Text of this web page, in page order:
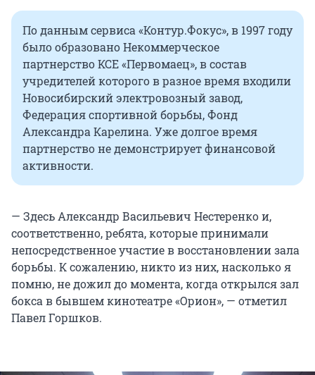
По данным сервиса «Контур.Фокус», в 1997 году
было образовано Некоммерческое
партнерство КСЕ «Первомаец», в состав
учредителей которого в разное время входили
Новосибирский электровозный завод,
Федерация спортивной борьбы, Фонд
Александра Карелина. Уже долгое время
партнерство не демонстрирует финансовой
активности.
— Здесь Александр Васильевич Нестеренко и,
соответственно, ребята, которые принимали
непосредственное участие в восстановлении зала
борьбы. К сожалению, никто из них, насколько я
помню, не дожил до момента, когда открылся зал
бокса в бывшем кинотеатре «Орион», — отметил
Павел Горшков.